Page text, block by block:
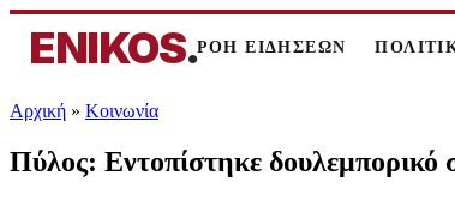
ENIKOS.ΡΟΗ ΕΙΔΗΣΕΩΝ
Αρχική » Κοινωνία
Πύλος: Εντοπίστηκε δουλεμπορικό